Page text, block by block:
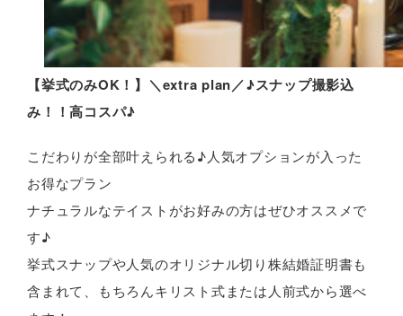
【挙式のみOK！】＼extra plan／♪スナップ撮影込
み！！高コスパ♪
こだわりが全部叶えられる♪人気オプションが入った
お得なプラン
ナチュラルなテイストがお好みの方はぜひオススメで
す♪
挙式スナップや人気のオリジナル切り株結婚証明書も
含まれて、もちろんキリスト式または人前式から選べ